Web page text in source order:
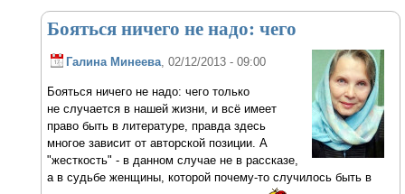
Бояться ничего не надо: чего
Галина Минеева, 02/12/2013 - 09:00
Бояться ничего не надо: чего только
не случается в нашей жизни, и всё имеет
право быть в литературе, правда здесь
многое зависит от авторской позиции. А
"жесткость" - в данном случае не в рассказе,
а в судьбе женщины, которой почему-то случилось быть в